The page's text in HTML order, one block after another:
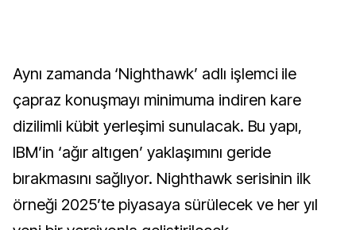
Aynı zamanda ‘Nighthawk’ adlı işlemci ile
çapraz konuşmayı minimuma indiren kare
dizilimli kübit yerleşimi sunulacak. Bu yapı,
IBM’in ‘ağır altıgen’ yaklaşımını geride
bırakmasını sağlıyor. Nighthawk serisinin ilk
örneği 2025’te piyasaya sürülecek ve her yıl